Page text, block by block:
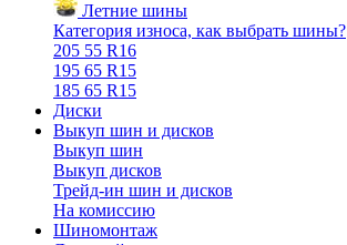
Летние шины
Категория износа, как выбрать шины?
205 55 R16
195 65 R15
185 65 R15
Диски
Выкуп шин и дисков
Выкуп шин
Выкуп дисков
Трейд-ин шин и дисков
На комиссию
Шиномонтаж